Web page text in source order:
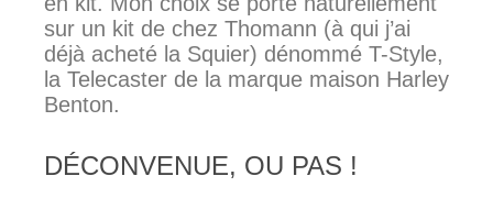
sur un kit de chez Thomann (à qui j’ai
déjà acheté la Squier) dénommé T-Style,
la Telecaster de la marque maison Harley
Benton.
DÉCONVENUE, OU PAS !